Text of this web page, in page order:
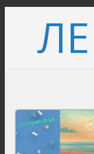
вмісту